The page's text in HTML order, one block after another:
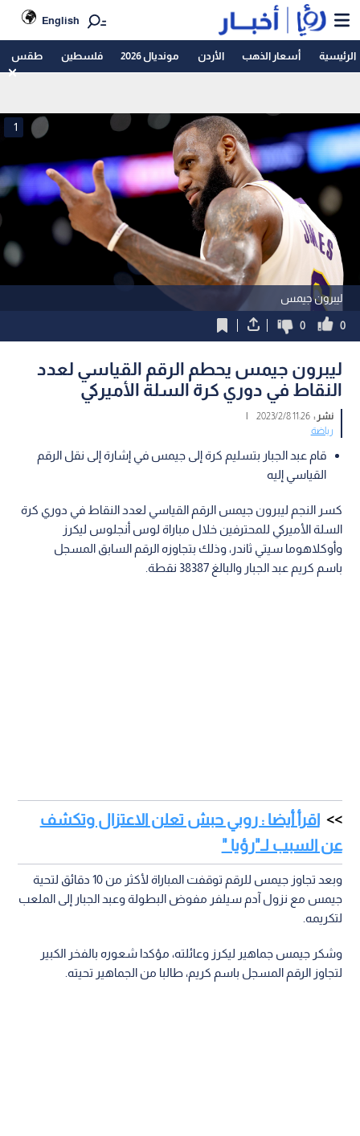
English
الرئيسية أسعار الذهب الأردن مونديال 2026 فلسطين طقس
ليبرون جيمس
1
0
0
ليبرون جيمس يحطم الرقم القياسي لعدد
النقاط في دوري كرة السلة الأميركي
نشر :11:26 2023/2/8
|
رياضة
قام عبد الجبار بتسليم كرة إلى جيمس في إشارة إلى نقل الرقم
القياسي إليه
كسر النجم ليبرون جيمس الرقم القياسي لعدد النقاط في دوري كرة
السلة الأميركي للمحترفين خلال مباراة لوس أنجلوس ليكرز
وأوكلاهوما سيتي ثاندر، وذلك بتجاوزه الرقم السابق المسجل
باسم كريم عبد الجبار والبالغ 38387 نقطة.
اقرأ أيضا : روبي حبش تعلن الاعتزال وتكشف
عن السبب لـ"رؤيا "
وبعد تجاوز جيمس للرقم توقفت المباراة لأكثر من 10 دقائق لتحية
جيمس مع نزول آدم سيلفر مفوض البطولة وعبد الجبار إلى الملعب
لتكريمه.
وشكر جيمس جماهير ليكرز وعائلته، مؤكدا شعوره بالفخر الكبير
لتجاوز الرقم المسجل باسم كريم، طالبا من الجماهير تحيته.